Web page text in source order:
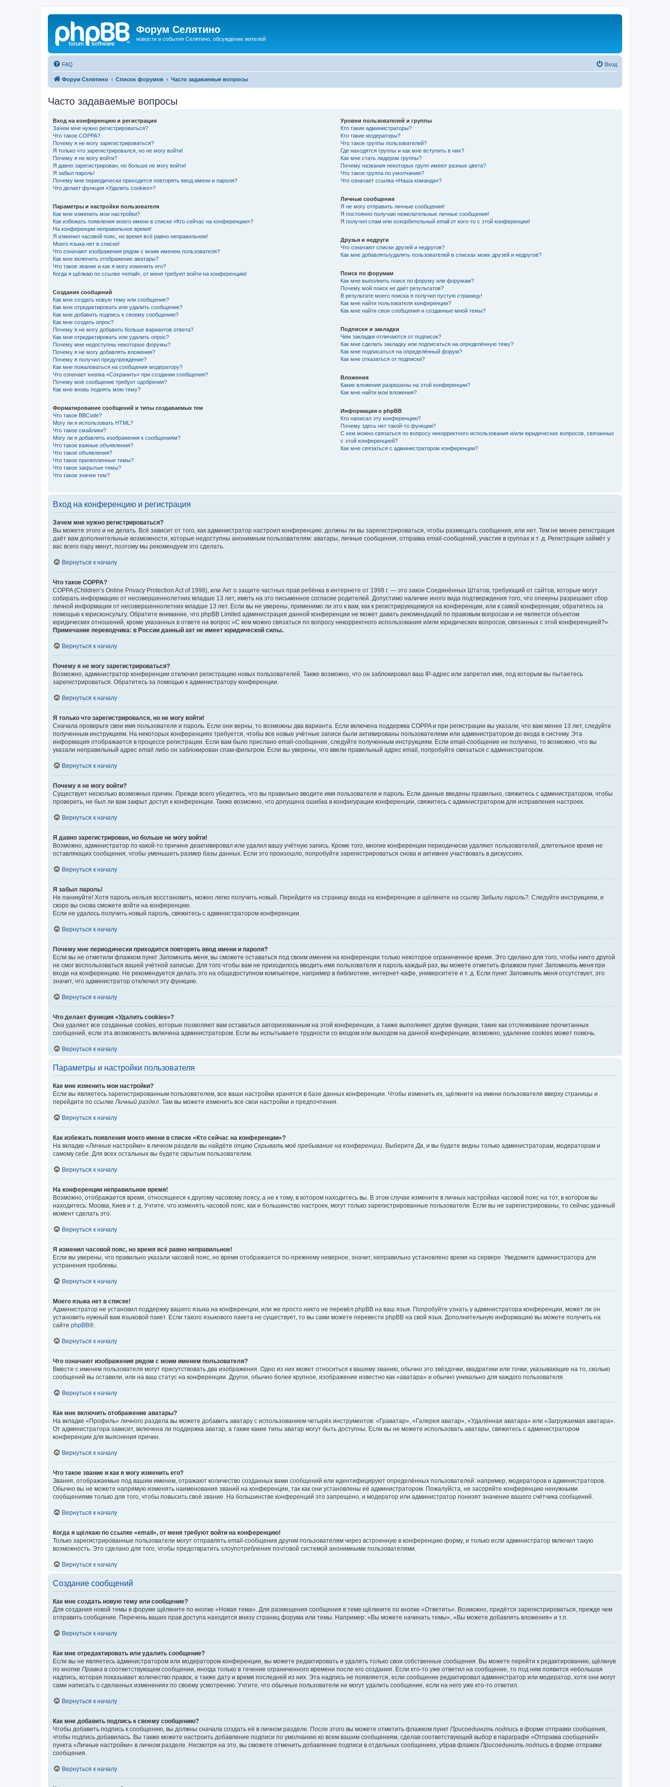
Форум Селятино
новости и события Селятино, обсуждение жителей
FAQ Вход
Форум Селятино Список форумов Часто задаваемые вопросы
Часто задаваемые вопросы
Вход на конференцию и регистрация
Зачем мне нужно регистрироваться?
Что такое COPPA?
Почему я не могу зарегистрироваться?
Я только что зарегистрировался, но не могу войти!
Почему я не могу войти?
Я давно зарегистрирован, но больше не могу войти!
Я забыл пароль!
Почему мне периодически приходится повторять ввод имени и пароля?
Что делает функция «Удалить cookies»?
Параметры и настройки пользователя
Как мне изменить мои настройки?
Как избежать появления моего имени в списке «Кто сейчас на конференции»?
На конференции неправильное время!
Я изменил часовой пояс, но время всё равно неправильное!
Моего языка нет в списке!
Что означают изображения рядом с моим именем пользователя?
Как мне включить отображение аватары?
Что такое звание и как я могу изменить его?
Когда я щёлкаю по ссылке «email», от меня требуют войти на конференцию!
Создание сообщений
Как мне создать новую тему или сообщение?
Как мне отредактировать или удалить сообщение?
Как мне добавить подпись к своему сообщению?
Как мне создать опрос?
Почему я не могу добавить больше вариантов ответа?
Как мне отредактировать или удалить опрос?
Почему мне недоступны некоторые форумы?
Почему я не могу добавлять вложения?
Почему я получил предупреждение?
Как мне пожаловаться на сообщения модератору?
Что означает кнопка «Сохранить» при создании сообщения?
Почему моё сообщение требует одобрения?
Как мне вновь поднять мою тему?
Форматирование сообщений и типы создаваемых тем
Что такое BBCode?
Могу ли я использовать HTML?
Что такое смайлики?
Могу ли я добавлять изображения к сообщениям?
Что такое важные объявления?
Что такое объявления?
Что такое прилепленные темы?
Что такое закрытые темы?
Что такое значки тем?
Уровни пользователей и группы
Кто такие администраторы?
Кто такие модераторы?
Что такое группы пользователей?
Где находятся группы и как мне вступить в них?
Как мне стать лидером группы?
Почему названия некоторых групп имеют разные цвета?
Что такое группа по умолчанию?
Что означает ссылка «Наша команда»?
Личные сообщения
Я не могу отправить личные сообщения!
Я постоянно получаю нежелательные личные сообщения!
Я получил спам или оскорбительный email от кого-то с этой конференции!
Друзья и недруги
Что означают списки друзей и недругов?
Как мне добавлять/удалять пользователей в списках моих друзей и недругов?
Поиск по форумам
Как мне выполнить поиск по форуму или форумам?
Почему мой поиск не даёт результатов?
В результате моего поиска я получил пустую страницу!
Как мне найти пользователя конференции?
Как мне найти свои сообщения и созданные мной темы?
Подписки и закладки
Чем закладки отличаются от подписок?
Как мне сделать закладку или подписаться на определённую тему?
Как мне подписаться на определённый форум?
Как мне отказаться от подписки?
Вложения
Какие вложения разрешены на этой конференции?
Как мне найти мои вложения?
Информация о phpBB
Кто написал эту конференцию?
Почему здесь нет такой-то функции?
С кем можно связаться по вопросу некорректного использования и/или юридических вопросов, связанных
с этой конференцией?
Как мне связаться с администратором конференции?
Вход на конференцию и регистрация
Зачем мне нужно регистрироваться?
Вы можете этого и не делать. Всё зависит от того, как администратор настроил конференцию: должны ли вы зарегистрироваться, чтобы размещать сообщения, или нет. Тем не менее регистрация
даёт вам дополнительные возможности, которые недоступны анонимным пользователям: аватары, личные сообщения, отправка email-сообщений, участие в группах и т. д. Регистрация займёт у
вас всего пару минут, поэтому мы рекомендуем это сделать.
Вернуться к началу
Что такое COPPA?
COPPA (Children’s Online Privacy Protection Act of 1998), или Акт о защите частных прав ребёнка в интернете от 1998 г. — это закон Соединённых Штатов, требующий от сайтов, которые могут
собирать информацию от несовершеннолетних младше 13 лет, иметь на это письменное согласие родителей. Допустимо наличие иного вида подтверждения того, что опекуны разрешают сбор
личной информации от несовершеннолетних младше 13 лет. Если вы не уверены, применимо ли это к вам, как к регистрирующемуся на конференции, или к самой конференции, обратитесь за
помощью к юрисконсульту. Обратите внимание, что phpBB Limited администрация данной конференции не может давать рекомендаций по правовым вопросам и не является объектом
юридических отношений, кроме указанных в ответе на вопрос «С кем можно связаться по вопросу некорректного использования и/или юридических вопросов, связанных с этой конференцией?».
Примечание переводчика: в России данный акт не имеет юридической силы.
Вернуться к началу
Почему я не могу зарегистрироваться?
Возможно, администратор конференции отключил регистрацию новых пользователей. Также возможно, что он заблокировал ваш IP-адрес или запретил имя, под которым вы пытаетесь
зарегистрироваться. Обратитесь за помощью к администратору конференции.
Вернуться к началу
Я только что зарегистрировался, но не могу войти!
Сначала проверьте свои имя пользователя и пароль. Если они верны, то возможны два варианта. Если включена поддержка COPPA и при регистрации вы указали, что вам менее 13 лет, следуйте
полученным инструкциям. На некоторых конференциях требуется, чтобы все новые учётные записи были активированы пользователями или администратором до входа в систему. Эта
информация отображается в процессе регистрации. Если вам было прислано email-сообщение, следуйте полученным инструкциям. Если email-сообщение не получено, то возможно, что вы
указали неправильный адрес email либо он заблокирован спам-фильтром. Если вы уверены, что ввели правильный адрес email, попробуйте связаться с администратором.
Вернуться к началу
Почему я не могу войти?
Существует несколько возможных причин. Прежде всего убедитесь, что вы правильно вводите имя пользователя и пароль. Если данные введены правильно, свяжитесь с администратором, чтобы
проверить, не был ли вам закрыт доступ к конференции. Также возможно, что допущена ошибка в конфигурации конференции, свяжитесь с администратором для исправления настроек.
Вернуться к началу
Я давно зарегистрирован, но больше не могу войти!
Возможно, администратор по какой-то причине деактивировал или удалил вашу учётную запись. Кроме того, многие конференции периодически удаляют пользователей, длительное время не
оставляющих сообщения, чтобы уменьшить размер базы данных. Если это произошло, попробуйте зарегистрироваться снова и активнее участвовать в дискуссиях.
Вернуться к началу
Я забыл пароль!
Не паникуйте! Хотя пароль нельзя восстановить, можно легко получить новый. Перейдите на страницу входа на конференцию и щёлкните на ссылку Забыли пароль? . Следуйте инструкциям, и
скоро вы снова сможете войти на конференцию.
Если не удалось получить новый пароль, свяжитесь с администратором конференции.
Вернуться к началу
Почему мне периодически приходится повторять ввод имени и пароля?
Если вы не отметили флажком пункт Запомнить меня , вы сможете оставаться под своим именем на конференции только некоторое ограниченное время. Это сделано для того, чтобы никто другой
не смог воспользоваться вашей учётной записью. Для того чтобы вам не приходилось вводить имя пользователя и пароль каждый раз, вы можете отметить флажком пункт Запомнить меня при
входе на конференцию. Не рекомендуется делать это на общедоступном компьютере, например в библиотеке, интернет-кафе, университете и т. д. Если пункт Запомнить меня отсутствует, это
значит, что администратор отключил эту функцию.
Вернуться к началу
Что делает функция «Удалить cookies»?
Она удаляет все созданные cookies, которые позволяют вам оставаться авторизованным на этой конференции, а также выполняют другие функции, такие как отслеживание прочитанных
сообщений, если эта возможность включена администратором. Если вы испытываете трудности со входом или выходом на данной конференции, возможно, удаление cookies может помочь.
Вернуться к началу
Параметры и настройки пользователя
Как мне изменить мои настройки?
Если вы являетесь зарегистрированным пользователем, все ваши настройки хранятся в базе данных конференции. Чтобы изменить их, щёлкните на имени пользователя вверху страницы и
перейдите по ссылке Личный раздел . Там вы можете изменить все свои настройки и предпочтения.
Вернуться к началу
Как избежать появления моего имени в списке «Кто сейчас на конференции»?
На вкладке «Личные настройки» в личном разделе вы найдёте опцию Скрывать моё пребывание на конференции . Выберите Да , и вы будете видны только администраторам, модераторам и
самому себе. Для всех остальных вы будете скрытым пользователем.
Вернуться к началу
На конференции неправильное время!
Возможно, отображается время, относящееся к другому часовому поясу, а не к тому, в котором находитесь вы. В этом случае измените в личных настройках часовой пояс на тот, в котором вы
находитесь: Москва, Киев и т. д. Учтите, что изменять часовой пояс, как и большинство настроек, могут только зарегистрированные пользователи. Если вы не зарегистрированы, то сейчас удачный
момент сделать это.
Вернуться к началу
Я изменил часовой пояс, но время всё равно неправильное!
Если вы уверены, что правильно указали часовой пояс, но время отображается по-прежнему неверное, значит, неправильно установлено время на сервере. Уведомите администратора для
устранения проблемы.
Вернуться к началу
Моего языка нет в списке!
Администратор не установил поддержку вашего языка на конференции, или же просто никто не перевёл phpBB на ваш язык. Попробуйте узнать у администратора конференции, может ли он
установить нужный вам языковой пакет. Если такого языкового пакета не существует, то вы сами можете перевести phpBB на свой язык. Дополнительную информацию вы можете получить на
сайте phpBB®.
Вернуться к началу
Что означают изображения рядом с моим именем пользователя?
Вместе с именем пользователя могут присутствовать два изображения. Одно из них может относиться к вашему званию, обычно это звёздочки, квадратики или точки, указывающие на то, сколько
сообщений вы оставили, или на ваш статус на конференции. Другое, обычно более крупное, изображение известно как «аватара» и обычно уникально для каждого пользователя.
Вернуться к началу
Как мне включить отображение аватары?
На вкладке «Профиль» личного раздела вы можете добавить аватару с использованием четырёх инструментов: «Граватар», «Галерея аватар», «Удалённая аватара» или «Загружаемая аватара».
От администратора зависит, включена ли поддержка аватар, а также какие типы аватар могут быть доступны. Если вы не можете использовать аватары, свяжитесь с администратором
конференции для выяснения причин.
Вернуться к началу
Что такое звание и как я могу изменить его?
Звания, отображаемые под вашим именем, отражают количество созданных вами сообщений или идентифицируют определённых пользователей: например, модераторов и администраторов.
Обычно вы не можете напрямую изменять наименования званий на конференции, так как они установлены её администратором. Пожалуйста, не засоряйте конференцию ненужными
сообщениями только для того, чтобы повысить своё звание. На большинстве конференций это запрещено, и модератор или администратор понизят значение вашего счётчика сообщений.
Вернуться к началу
Когда я щёлкаю по ссылке «email», от меня требуют войти на конференцию!
Только зарегистрированные пользователи могут отправлять email-сообщения другим пользователям через встроенную в конференцию форму, и только если администратор включил такую
возможность. Это сделано для того, чтобы предотвратить злоупотребления почтовой системой анонимными пользователями.
Вернуться к началу
Создание сообщений
Как мне создать новую тему или сообщение?
Для создания новой темы в форуме щёлкните по кнопке «Новая тема». Для размещения сообщения в теме щёлкните по кнопке «Ответить». Возможно, придётся зарегистрироваться, прежде чем
отправить сообщение. Перечень ваших прав доступа находится внизу страниц форума или темы. Например: «Вы можете начинать темы», «Вы можете добавлять вложения» и т.п.
Вернуться к началу
Как мне отредактировать или удалить сообщение?
Если вы не являетесь администратором или модератором конференции, вы можете редактировать и удалять только свои собственные сообщения. Вы можете перейти к редактированию, щёлкнув
по кнопке Правка в соответствующем сообщении, иногда только в течение ограниченного времени после его создания. Если кто-то уже ответил на сообщение, то под ним появится небольшая
надпись, которая показывает количество правок, а также дату и время последней из них. Эта надпись не появляется, если сообщение редактировал администратор или модератор, хотя они могут
сами написать о сделанных изменениях по своему усмотрению. Учтите, что обычные пользователи не могут удалить сообщение, если на него уже кто-то ответил.
Вернуться к началу
Как мне добавить подпись к своему сообщению?
Чтобы добавить подпись к сообщению, вы должны сначала создать её в личном разделе. После этого вы можете отметить флажком пункт Присоединить подпись в форме отправки сообщения,
чтобы подпись добавилась. Вы также можете настроить добавление подписи по умолчанию ко всем вашим сообщениям, сделав соответствующий выбор в параграфе «Отправка сообщений»
пункта «Личные настройки» в личном разделе. Несмотря на это, вы сможете отменить добавление подписи в отдельных сообщениях, убрав флажок Присоединить подпись в форме отправки
сообщения.
Вернуться к началу